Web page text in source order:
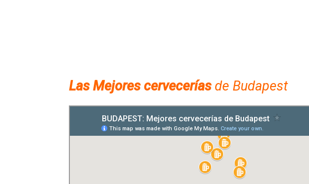
Las Mejores cerveceríasde Budapest